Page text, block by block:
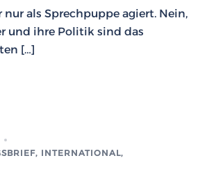
als Sprechpuppe agiert. Nein,
und ihre Politik sind das
[…]
, INTERNATIONAL,